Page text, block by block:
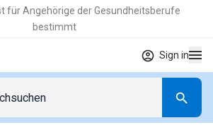
für Angehörige der Gesundheitsberufe
bestimmt
Sign in